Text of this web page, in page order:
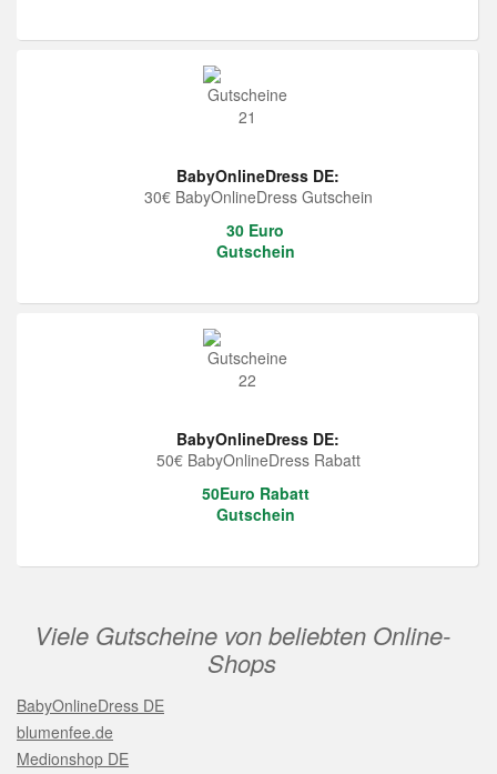
BabyOnlineDress DE:
30€ BabyOnlineDress Gutschein
30 Euro
Gutschein
BabyOnlineDress DE:
50€ BabyOnlineDress Rabatt
50Euro Rabatt
Gutschein
Viele Gutscheine von beliebten Online-
Shops
BabyOnlineDress DE
blumenfee.de
Medionshop DE